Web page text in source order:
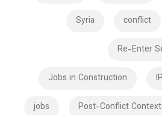
conflict
Syria
Re-Enter
Jobs in Construction
Post-Conflict Context
jobs